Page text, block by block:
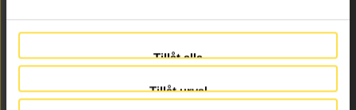
Tillåt alla
Tillåt urval
+46 (0) 152-32500